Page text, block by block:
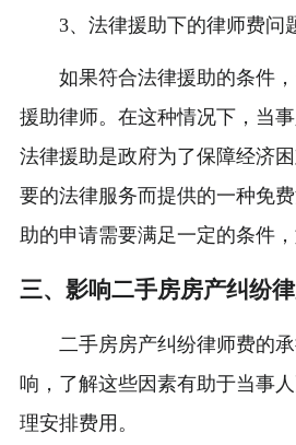
3、法律援助下的律师费问
如果符合法律援助的条件
援助律师。在这种情况下，当事
法律援助是政府为了保障经济
要的法律服务而提供的一种免
助的申请需要满足一定的条件，
三、影响二手房房产纠纷
二手房房产纠纷律师费的
响，了解这些因素有助于当事
理安排费用。